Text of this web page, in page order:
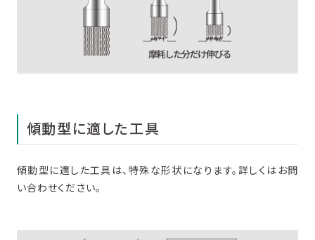
傾動型に適した工具
傾動型に適した工具は、特殊な形状になります。詳しくはお問
い合わせください。